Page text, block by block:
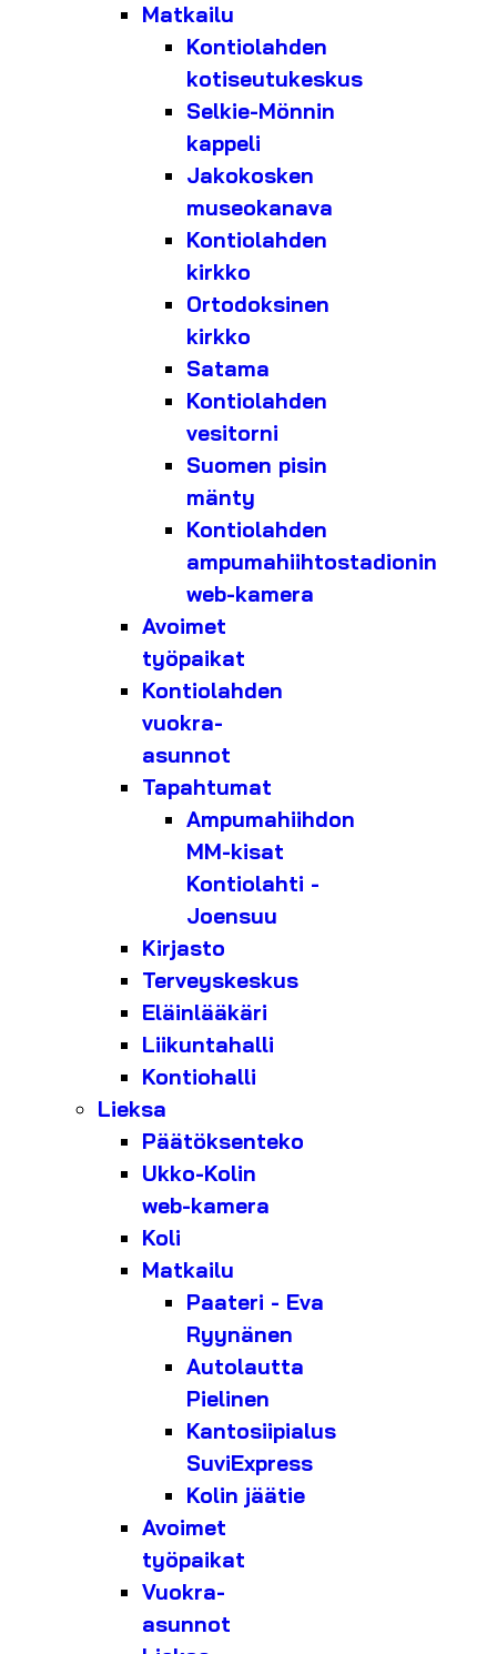
Matkailu
Kontiolahden
kotiseutukeskus
Selkie-Mönnin
kappeli
Jakokosken
museokanava
Kontiolahden
kirkko
Ortodoksinen
kirkko
Satama
Kontiolahden
vesitorni
Suomen pisin
mänty
Kontiolahden
ampumahiihtostadionin
web-kamera
Avoimet
työpaikat
Kontiolahden
vuokra-
asunnot
Tapahtumat
Ampumahiihdon
MM-kisat
Kontiolahti -
Joensuu
Kirjasto
Terveyskeskus
Eläinlääkäri
Liikuntahalli
Kontiohalli
Lieksa
Päätöksenteko
Ukko-Kolin
web-kamera
Koli
Matkailu
Paateri - Eva
Ryynänen
Autolautta
Pielinen
Kantosiipialus
SuviExpress
Kolin jäätie
Avoimet
työpaikat
Vuokra-
asunnot